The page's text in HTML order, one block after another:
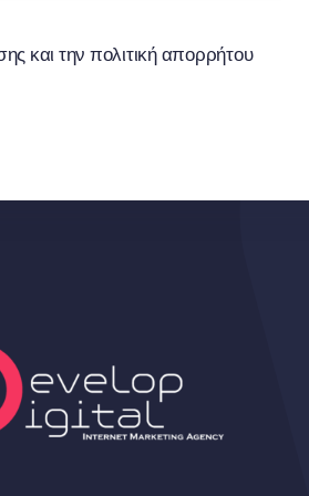
και την πολιτική απορρήτου